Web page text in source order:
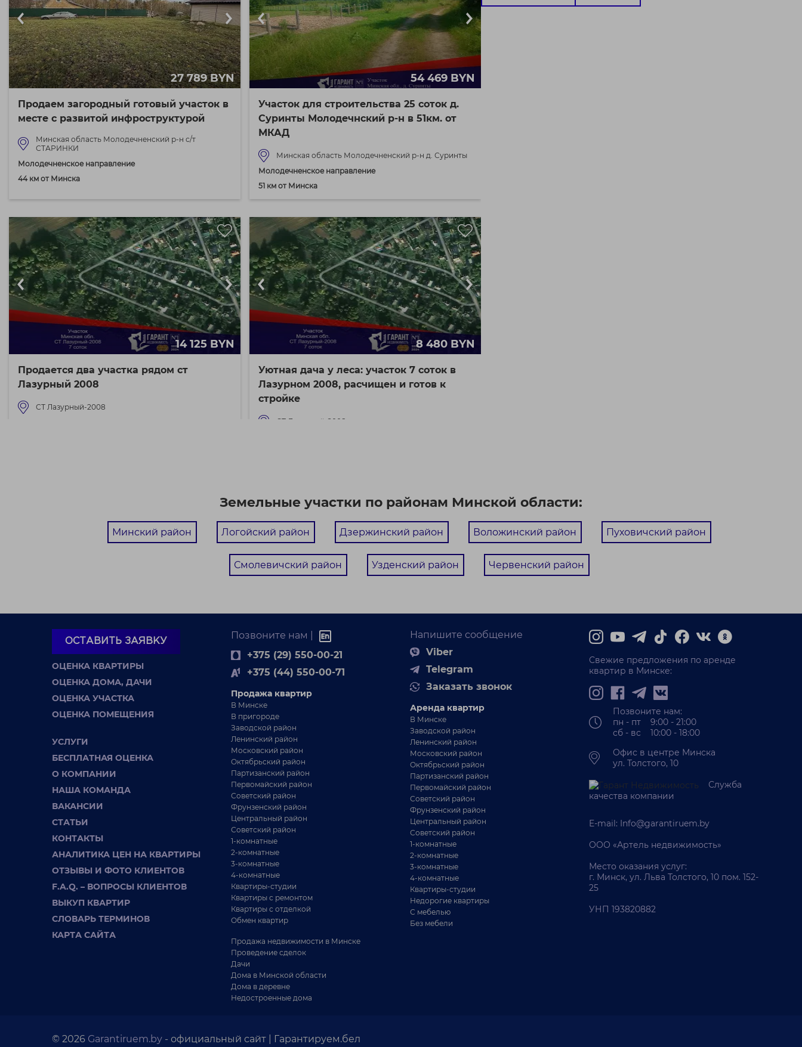
27 789 BYN
Продаем загородный готовый участок в
месте с развитой инфроструктурой
Минская область Молодечненский р-н с/т
СТАРИНКИ
Молодечненское направление
44 км от Минска
54 469 BYN
Участок для строительства 25 соток д.
Суринты Молодечнский р-н в 51км. от
МКАД
Минская область Молодечненский р-н д. Суринты
Молодечненское направление
51 км от Минска
14 125 BYN
Продается два участка рядом ст
Лазурный 2008
СТ Лазурный-2008
8 480 BYN
Уютная дача у леса: участок 7 соток в
Лазурном 2008, расчищен и готов к
стройке
СТ Лазурный-2008
Молодечненский р-н, СТ «Ивушка-1»
35 км от Минска
Земельные участки по районам Минской области:
Минский район Логойский район Дзержинский район Воложинский район Пуховичский район
Смолевичский район Узденский район Червенский район
ОСТАВИТЬ ЗАЯВКУ
ОЦЕНКА КВАРТИРЫ
ОЦЕНКА ДОМА, ДАЧИ
ОЦЕНКА УЧАСТКА
ОЦЕНКА ПОМЕЩЕНИЯ
УСЛУГИ
БЕСПЛАТНАЯ ОЦЕНКА
О КОМПАНИИ
НАША КОМАНДА
ВАКАНСИИ
СТАТЬИ
КОНТАКТЫ
АНАЛИТИКА ЦЕН НА КВАРТИРЫ
ОТЗЫВЫ И ФОТО КЛИЕНТОВ
F.A.Q. – ВОПРОСЫ КЛИЕНТОВ
ВЫКУП КВАРТИР
СЛОВАРЬ ТЕРМИНОВ
КАРТА САЙТА
Позвоните нам |
+375 (29) 550-00-21
+375 (44) 550-00-71
Продажа квартир
В Минске
В пригороде
Заводской район
Ленинский район
Московский район
Октябрьский район
Партизанский район
Первомайский район
Советский район
Фрунзенский район
Центральный район
Советский район
1-комнатные
2-комнатные
3-комнатные
4-комнатные
Квартиры-студии
Квартиры с ремонтом
Квартиры с отделкой
Обмен квартир
Продажа недвижимости в Минске
Проведение сделок
Дачи
Дома в Минской области
Дома в деревне
Недостроенные дома
Напишите сообщение
Viber
Telegram
Заказать звонок
Аренда квартир
В Минске
Заводской район
Ленинский район
Московский район
Октябрьский район
Партизанский район
Первомайский район
Советский район
Фрунзенский район
Центральный район
Советский район
1-комнатные
2-комнатные
3-комнатные
4-комнатные
Квартиры-студии
Недорогие квартиры
С мебелью
Без мебели
Свежие предложения по аренде
квартир в Минске:
Позвоните нам:
пн - пт 9:00 - 21:00
сб - вс 10:00 - 18:00
Офис в центре Минска
ул. Толстого, 10
Служба
качества компании
E-mail: Info@garantiruem.by
ООО «Артель недвижимость»
Место оказания услуг:
г. Минск, ул. Льва Толстого, 10 пом. 152-
25
УНП 193820882
© 2026 Garantiruem.by - официальный сайт | Гарантируем.бел